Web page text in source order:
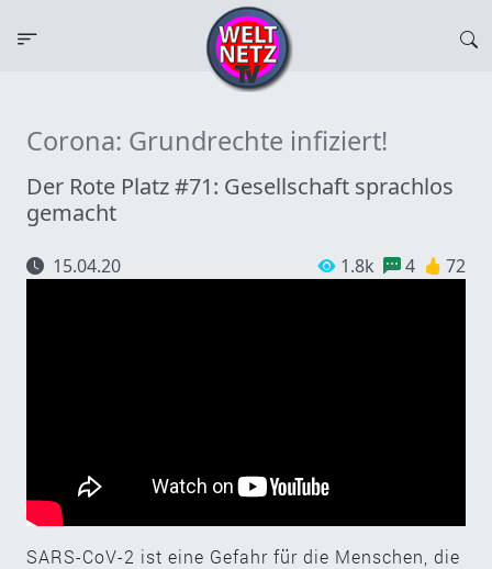
Corona: Grundrechte infiziert!
Der Rote Platz #71: Gesellschaft sprachlos
gemacht
15.04.20 1.8k 4 72
SARS-CoV-2 ist eine Gefahr für die Menschen, die